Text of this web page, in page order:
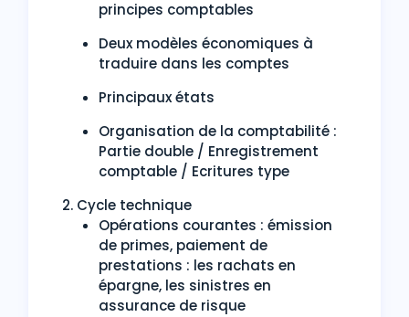
principes comptables
Deux modèles économiques à
traduire dans les comptes
Principaux états
Organisation de la comptabilité :
Partie double / Enregistrement
comptable / Ecritures type
2. Cycle technique
Opérations courantes : émission
de primes, paiement de
prestations : les rachats en
épargne, les sinistres en
assurance de risque